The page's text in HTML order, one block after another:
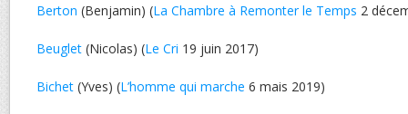
Berton (Benjamin) (La Chambre à Remonter le Temps 2
Beuglet (Nicolas) (Le Cri 19 juin 2017)
Bichet (Yves) (L’homme qui marche 6 mais 2019)